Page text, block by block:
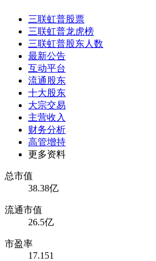
三联虹普股票
三联虹普龙虎榜
三联虹普股东人数
最新公告
互动平台
流通股东
十大股东
大宗交易
主营收入
财务分析
高管增持
更多资料
总市值
38.38亿
流通市值
26.5亿
市盈率
17.151